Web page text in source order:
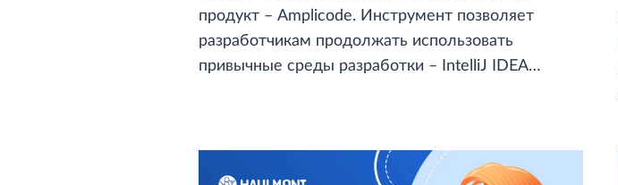
продукт – Amplicode. Инструмент позволяет
разработчикам продолжать использовать
привычные среды разработки – IntelliJ IDEA
независимость и бесперебойную работу проектов.